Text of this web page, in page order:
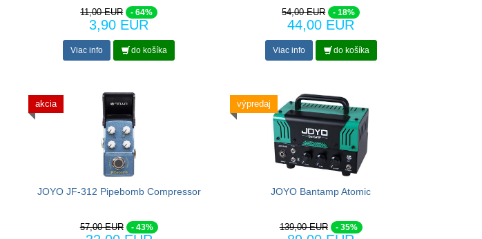
11,00 EUR - 64%
3,90 EUR
Viac info do košíka
54,00 EUR - 18%
44,00 EUR
Viac info do košíka
akcia
JOYO JF-312 Pipebomb Compressor
57,00 EUR - 43%
výpredaj
JOYO Bantamp Atomic
139,00 EUR - 35%